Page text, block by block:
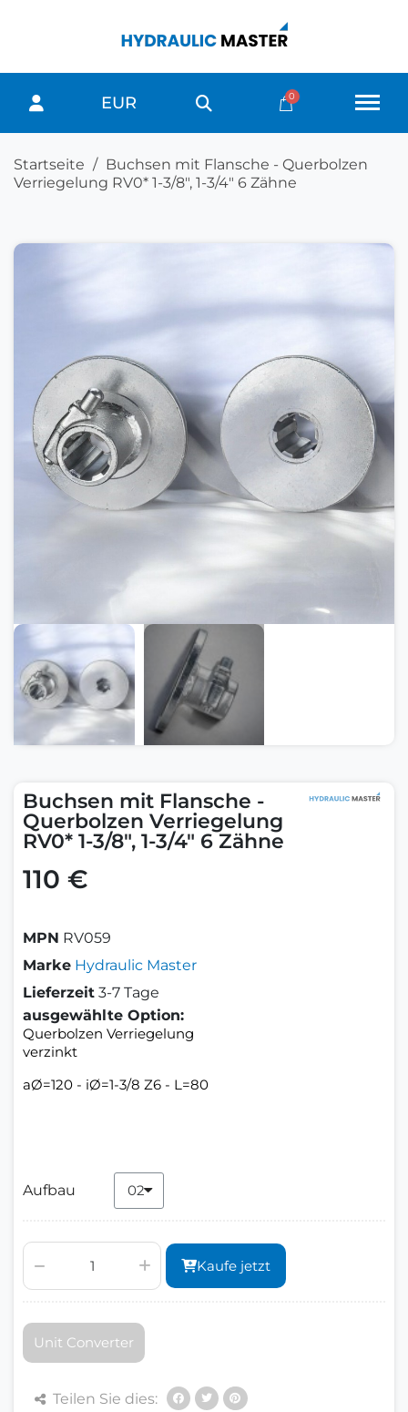
EUR
Startseite
Buchsen mit Flansche - Querbolzen
Verriegelung RV0* 1-3/8", 1-3/4" 6 Zähne
Buchsen mit Flansche -
Querbolzen Verriegelung
RV0* 1-3/8", 1-3/4" 6 Zähne
110 €
MPN RV059
Marke Hydraulic Master
Lieferzeit 3-7 Tage
ausgewählte Option:
Querbolzen Verriegelung
verzinkt
aØ=120 - iØ=1-3/8 Z6 - L=80
Aufbau
Kaufe jetzt
Unit Converter
Teilen Sie dies: